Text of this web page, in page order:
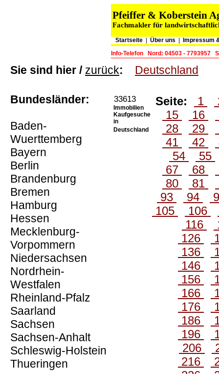
Pfeiffer & Koberstein
Fachmakler für
Startseite| Über uns
Impressum
Info-Telefon
Nord: 04503 - 7793957
Sie sind hier / zurück: Deutschland
Bundesländer:
Baden-
Wuerttemberg
Bayern
Berlin
Brandenburg
Bremen
Hamburg
Hessen
Mecklenburg-
Vorpommern
Niedersachsen
Nordrhein-
Westfalen
Rheinland-Pfalz
Saarland
Sachsen
Sachsen-Anhalt
Schleswig-Holstein
Thueringen
33613
Immobilien
Kaufgesuche
in
Deutschland
Seite: 1
15
16
28
29
41
42
54
55
67
68
80
81
93
94
105
106
116
126
136
146
156
166
176
186
196
206
216